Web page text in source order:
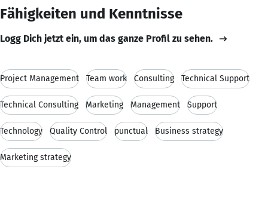
Fähigkeiten und Kenntnisse
Logg Dich jetzt ein, um das ganze Profil zu sehen.
Project Management Team work Consulting Technical Support
Technical Consulting Marketing Management Support
Technology Quality Control punctual Business strategy
Marketing strategy